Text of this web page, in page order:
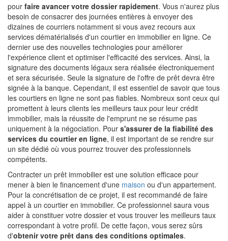
pour faire avancer votre dossier rapidement. Vous n'aurez plus
besoin de consacrer des journées entières à envoyer des
dizaines de courriers notamment si vous avez recours aux
services dématérialisés d'un courtier en immobilier en ligne. Ce
dernier use des nouvelles technologies pour améliorer
l'expérience client et optimiser l'efficacité des services. Ainsi, la
signature des documents légaux sera réalisée électroniquement
et sera sécurisée. Seule la signature de l'offre de prêt devra être
signée à la banque. Cependant, il est essentiel de savoir que tous
les courtiers en ligne ne sont pas fiables. Nombreux sont ceux qui
promettent à leurs clients les meilleurs taux pour leur crédit
immobilier, mais la réussite de l'emprunt ne se résume pas
uniquement à la négociation. Pour s'assurer de la fiabilité des
services du courtier en ligne, il est important de se rendre sur
un site dédié où vous pourrez trouver des professionnels
compétents.
Contracter un prêt immobilier est une solution efficace pour
mener à bien le financement d'une maison ou d'un appartement.
Pour la concrétisation de ce projet, il est recommandé de faire
appel à un courtier en immobilier. Ce professionnel saura vous
aider à constituer votre dossier et vous trouver les meilleurs taux
correspondant à votre profil. De cette façon, vous serez sûrs
d'obtenir votre prêt dans des conditions optimales.